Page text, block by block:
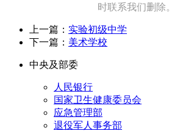
时联系我们删除。
上一篇： 实验初级中学
下一篇： 美术学校
中央及部委
人民银行
国家卫生健康委员会
应急管理部
退役军人事务部